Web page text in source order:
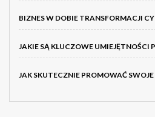
BIZNES W DOBIE TRANSFORMACJI
JAKIE SĄ KLUCZOWE UMIEJĘTNOŚCI
JAK SKUTECZNIE PROMOWAĆ SWOJE